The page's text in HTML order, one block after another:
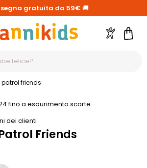
gratuita da 59€ 🚚
Account
friends
fino a esaurimento scorte
dei clienti
Friends